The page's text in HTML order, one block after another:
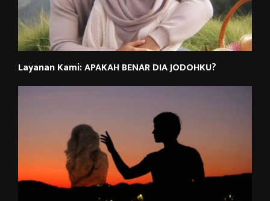
Layanan Kami: APAKAH BENAR DIA JODOHKU?